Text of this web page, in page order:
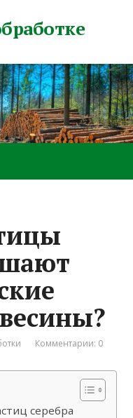
Комментарии: 0
серебра